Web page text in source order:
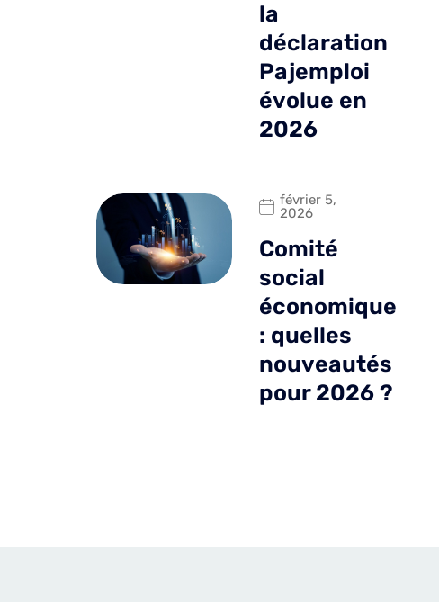
la
déclaration
Pajemploi
évolue en
2026
février 5,
2026
Comité
social
économique
: quelles
nouveautés
pour 2026 ?